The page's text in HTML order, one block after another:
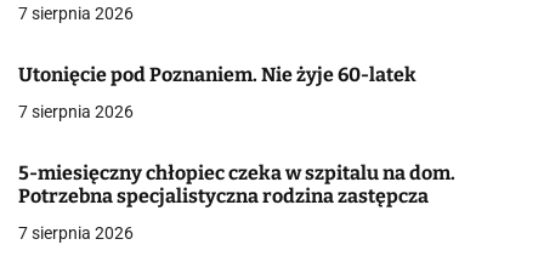
j
a
w
p
i
7 sierpnia 2026
Utonięcie pod Poznaniem. Nie żyje 60-latek
7 sierpnia 2026
5-miesięczny chłopiec czeka w szpitalu na dom.
Potrzebna specjalistyczna rodzina zastępcza
7 sierpnia 2026